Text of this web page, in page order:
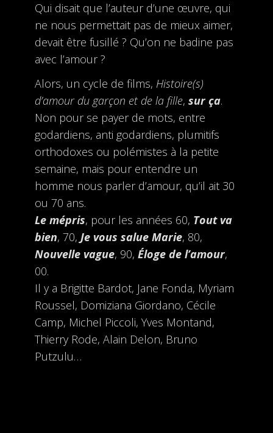
Qui disait que l’auteur d’une œuvre, qui
ne nous permettait pas de mieux aimer,
devait être fusillé ? Qu’on ne badine pas
avec l’amour ?
Alors, un cycle de films, Histoire(s)
d’amour du garçon et de la fille, sur ça.
Non pour se payer de mots, entre
godardiens, anti godardiens, plumitifs
orthodoxes ou polémistes à la petite
semaine, mais pour entendre un
homme nous parler d’amour, qu’il ait 30
ou 70 ans.
Le mépris, pour les années 60, Tout va
bien, 70, Je vous salue Marie, 80,
Nouvelle vague, 90, Éloge de l’amour,
00.
Il y a Brigitte Bardot, Jane Fonda, Myriam
Roussel, Domiziana Giordano, Cécile
Camp, Michel Piccoli, Yves Montand,
Thierry Rode, Alain Delon, Bruno
Putzulu…